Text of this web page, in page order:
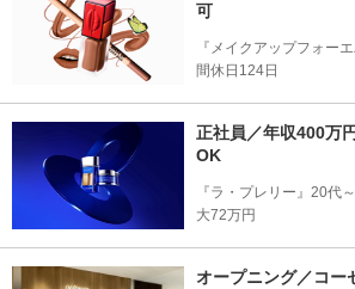
可
『メイクアップフォー
間休日124日
正社員／年収400万
OK
『ラ・プレリー』20代
大72万円
オープニング／コー